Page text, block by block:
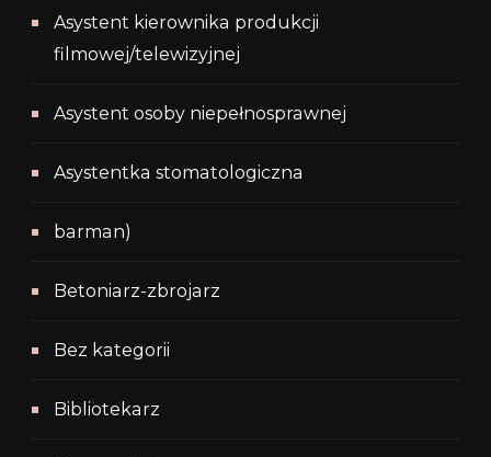
Asystent kierownika produkcji
filmowej/telewizyjnej
Asystent osoby niepełnosprawnej
Asystentka stomatologiczna
barman)
Betoniarz-zbrojarz
Bez kategorii
Bibliotekarz